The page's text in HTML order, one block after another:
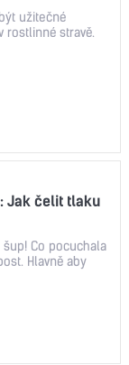
užitečné
rostlinné stravě.
Jak čelit tlaku
šup! Co pocuchala
Hlavně aby